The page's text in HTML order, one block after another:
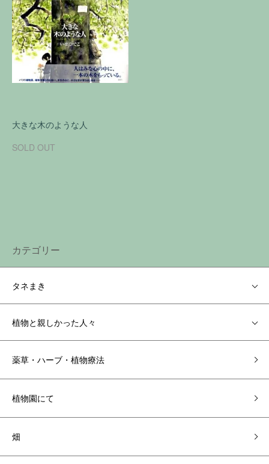
大きな木のような人
SOLD OUT
カテゴリー
タネまき
植物と親しかった人々
薬草・ハーブ・植物療法
植物園にて
畑